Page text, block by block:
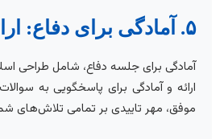
۵. آمادگی برای دفاع: ارائه موثر
آمادگی برای جلسه دفاع، شامل طراحی
ارائه و آمادگی برای پاسخگویی به
موفق، مهر تاییدی بر تمامی تلاش‌های